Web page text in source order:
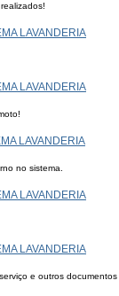
LAVANDERIA
LAVANDERIA
LAVANDERIA
no sistema.
LAVANDERIA
LAVANDERIA
e outros